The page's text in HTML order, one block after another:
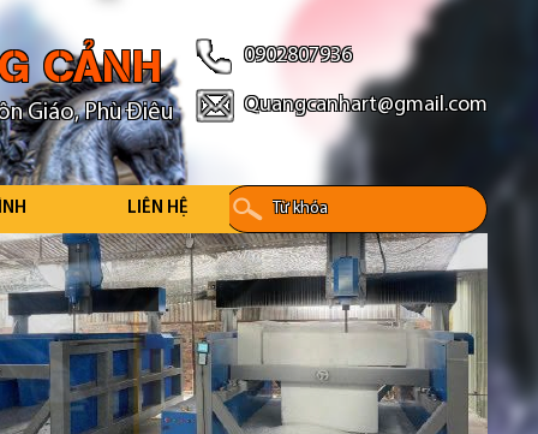
CẢNH
Giáo, Phù Điêu
0902807936
Quangcanhart@gmail.com
LIÊN HỆ